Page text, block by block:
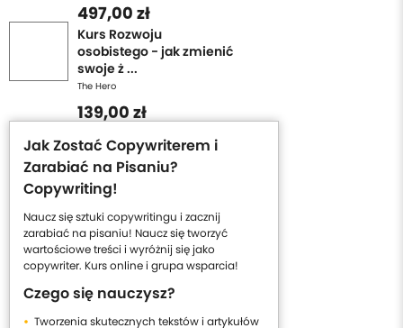
497,00 zł
Kurs Rozwoju
osobistego - jak zmienić
swoje ż ...
The Hero
139,00 zł
Jak Zostać Copywriterem i
Zarabiać na Pisaniu?
Copywriting!
Naucz się sztuki copywritingu i zacznij
zarabiać na pisaniu! Naucz się tworzyć
wartościowe treści i wyróżnij się jako
copywriter. Kurs online i grupa wsparcia!
Czego się nauczysz?
Tworzenia skutecznych tekstów i artykułów